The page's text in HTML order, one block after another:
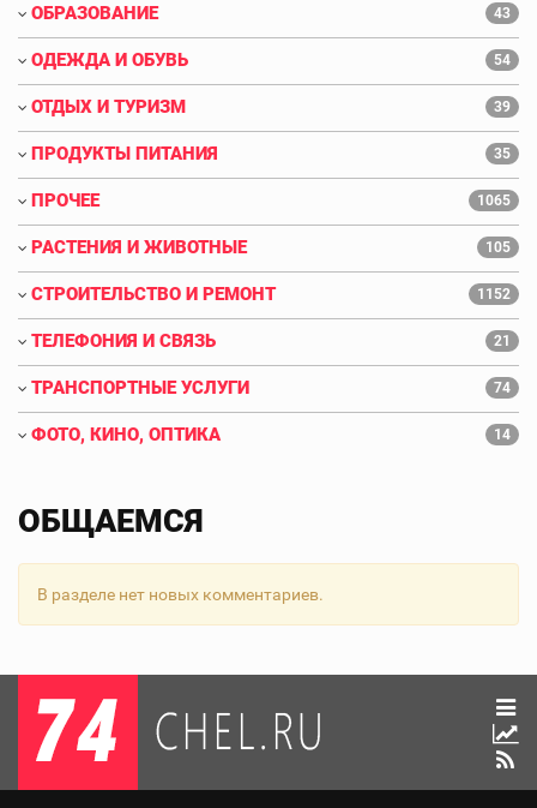
ОБРАЗОВАНИЕ 43
ОДЕЖДА И ОБУВЬ 54
ОТДЫХ И ТУРИЗМ 39
ПРОДУКТЫ ПИТАНИЯ 35
ПРОЧЕЕ 1065
РАСТЕНИЯ И ЖИВОТНЫЕ 105
СТРОИТЕЛЬСТВО И РЕМОНТ 1152
ТЕЛЕФОНИЯ И СВЯЗЬ 21
ТРАНСПОРТНЫЕ УСЛУГИ 74
ФОТО, КИНО, ОПТИКА 14
ОБЩАЕМСЯ
В разделе нет новых комментариев.